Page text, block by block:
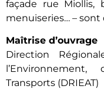
façade rue Miollis,
menuiseries… – sont
Maîtrise d’ouvrage
Direction
Transports (DRIEAT)